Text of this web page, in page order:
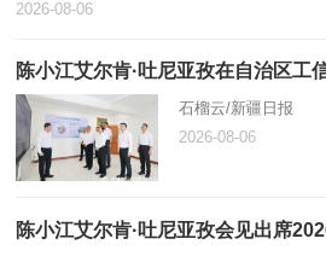
2026-08-06
陈小江艾尔肯·吐尼亚孜在自治区工
石榴云/新疆日报
2026-08-06